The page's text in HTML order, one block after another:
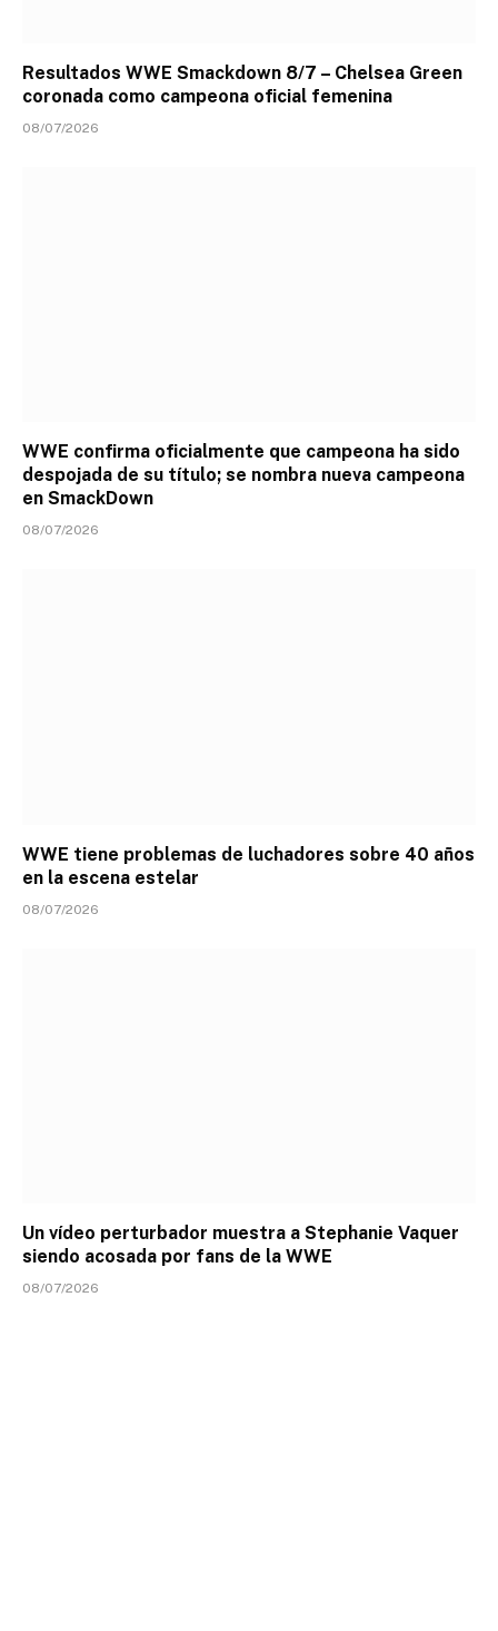
Resultados WWE Smackdown 8/7 – Chelsea Green
coronada como campeona oficial femenina
08/07/2026
WWE confirma oficialmente que campeona ha sido
despojada de su título; se nombra nueva campeona
en SmackDown
08/07/2026
WWE tiene problemas de luchadores sobre 40 años
en la escena estelar
08/07/2026
Un vídeo perturbador muestra a Stephanie Vaquer
siendo acosada por fans de la WWE
08/07/2026